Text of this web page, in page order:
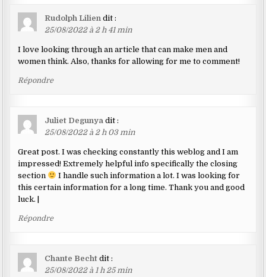
Rudolph Lilien dit :
25/08/2022 à 2 h 41 min
I love looking through an article that can make men and
women think. Also, thanks for allowing for me to comment!
Répondre
Juliet Degunya dit :
25/08/2022 à 2 h 03 min
Great post. I was checking constantly this weblog and I am
impressed! Extremely helpful info specifically the closing
section
I handle such information a lot. I was looking for
this certain information for a long time. Thank you and good
luck. |
Répondre
Chante Becht dit :
25/08/2022 à 1 h 25 min